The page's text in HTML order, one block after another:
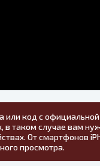
код с
в таком случае вам
От смартфонов
просмотра.